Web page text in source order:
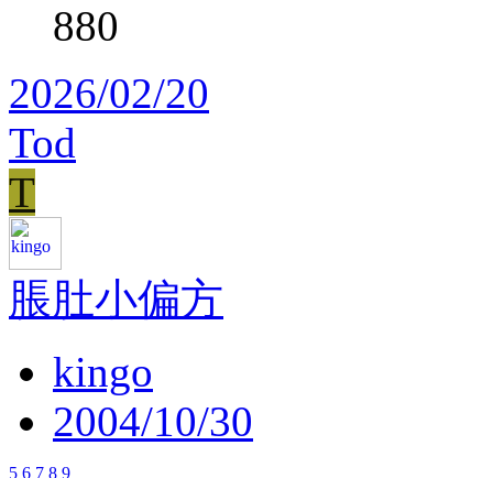
880
2026/02/20
Tod
T
脹肚小偏方
kingo
2004/10/30
5 6 7 8 9